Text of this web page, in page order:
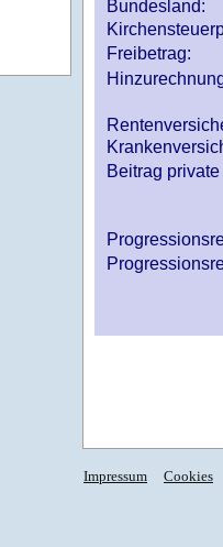
Bundesland:
Freibetrag:
Beitrag
Impressum Cookies